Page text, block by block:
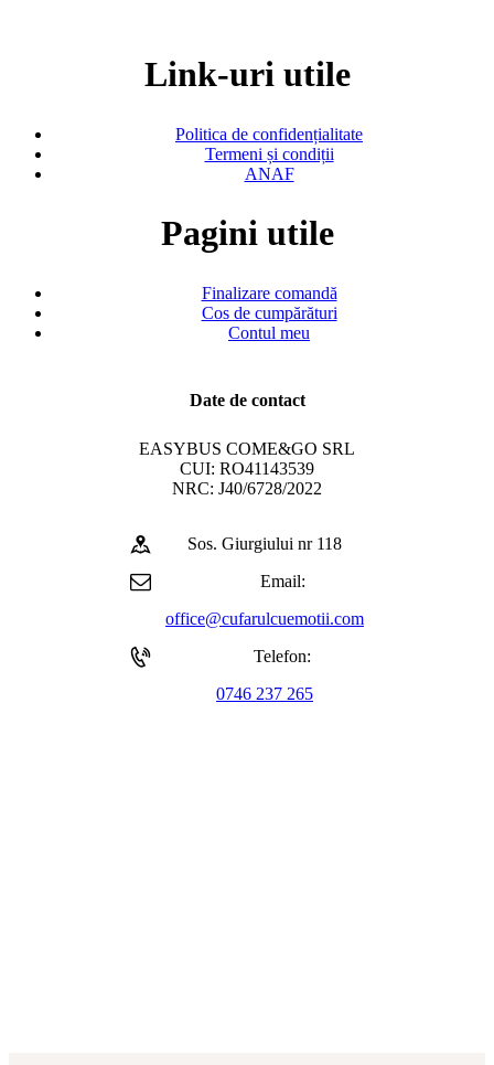
Link-uri utile
Politica de confidențialitate
Termeni și condiții
ANAF
Pagini utile
Finalizare comandă
Cos de cumpărături
Contul meu
Date de contact
EASYBUS COME&GO SRL
CUI: RO41143539
NRC: J40/6728/2022
Sos. Giurgiului nr 118
Email:
office@cufarulcuemotii.com
Telefon:
0746 237 265